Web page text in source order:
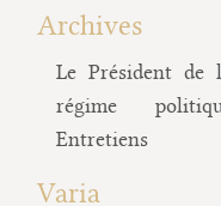
Archives
Le Président de
régime
Entretiens
Varia